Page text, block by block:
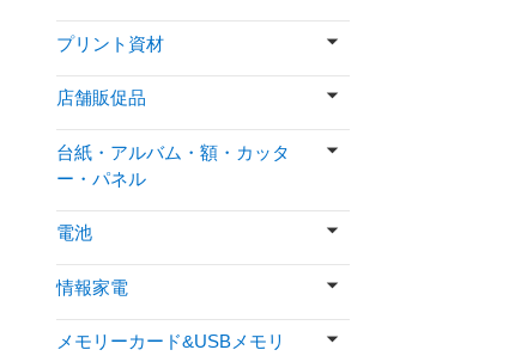
プリント資材
店舗販促品
台紙・アルバム・額・カッタ
ー・パネル
電池
情報家電
メモリーカード&USBメモリ